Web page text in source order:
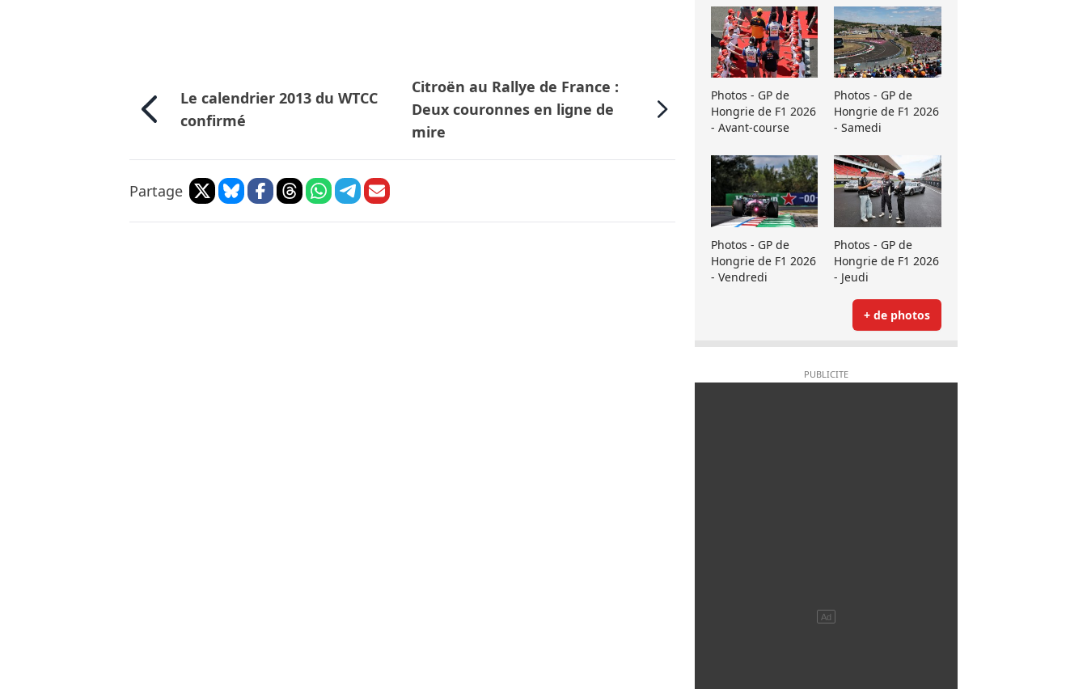
Le calendrier 2013 du WTCC
confirmé
Citroën au Rallye de France :
Deux couronnes en ligne de
mire
Partage
Photos - GP de
Hongrie de F1 2026
- Avant-course
Photos - GP de
Hongrie de F1 2026
- Samedi
Photos - GP de
Hongrie de F1 2026
- Vendredi
Photos - GP de
Hongrie de F1 2026
- Jeudi
+ de photos